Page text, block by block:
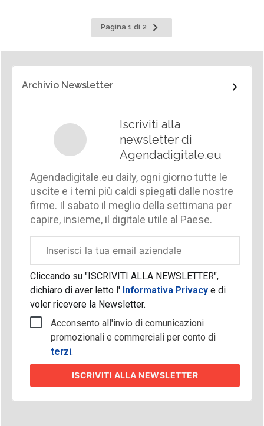
Pagina 1 di 2
Pagina
successiva
Archivio Newsletter
Iscriviti alla
newsletter di
Agendadigitale.eu
Agendadigitale.eu daily, ogni giorno tutte le
uscite e i temi più caldi spiegati dalle nostre
firme. Il sabato il meglio della settimana per
capire, insieme, il digitale utile al Paese.
aziendale
Cliccando su "ISCRIVITI ALLA NEWSLETTER",
dichiaro di aver letto l'Informativa Privacy e di
voler ricevere la Newsletter.
Acconsento all'invio di comunicazioni
promozionali e commerciali per conto di
terzi.
ISCRIVITI ALLA NEWSLETTER